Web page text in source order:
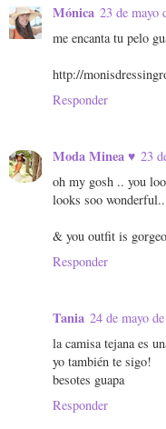
Mónica 23 de mayo
me encanta tu pelo
http://
Responder
Moda Minea ♥ 23
oh my gosh .. you
looks soo
& you outfit is
Responder
Tania 24 de mayo
la camisa tejana es
yo también te sigo!
besotes guapa
Responder